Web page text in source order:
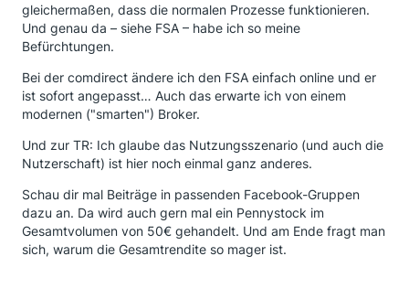
gleichermaßen, dass die normalen Prozesse funktionieren.
Und genau da – siehe FSA – habe ich so meine
Befürchtungen.
Bei der comdirect ändere ich den FSA einfach online und er
ist sofort angepasst… Auch das erwarte ich von einem
modernen ("smarten") Broker.
Und zur TR: Ich glaube das Nutzungsszenario (und auch die
Nutzerschaft) ist hier noch einmal ganz anderes.
Schau dir mal Beiträge in passenden Facebook-Gruppen
dazu an. Da wird auch gern mal ein Pennystock im
Gesamtvolumen von 50€ gehandelt. Und am Ende fragt man
sich, warum die Gesamtrendite so mager ist.